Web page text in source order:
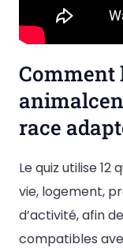
Comment
race
Le quiz utilise
vie, logement,
d’activité, afin
compatibles